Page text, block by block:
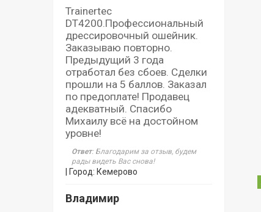
Trainertec
DT4200.Профессиональный
дрессировочный ошейник.
Заказываю повторно.
Предыдущий 3 года
отработал без сбоев. Сделки
прошли на 5 баллов. Заказал
по предоплате! Продавец
адекватный. Спасибо
Михаилу всё на достойном
уровне!
Ответ: Благодарим за отзыв, будем
рады видеть Вас снова!
| Город: Кемерово
Владимир